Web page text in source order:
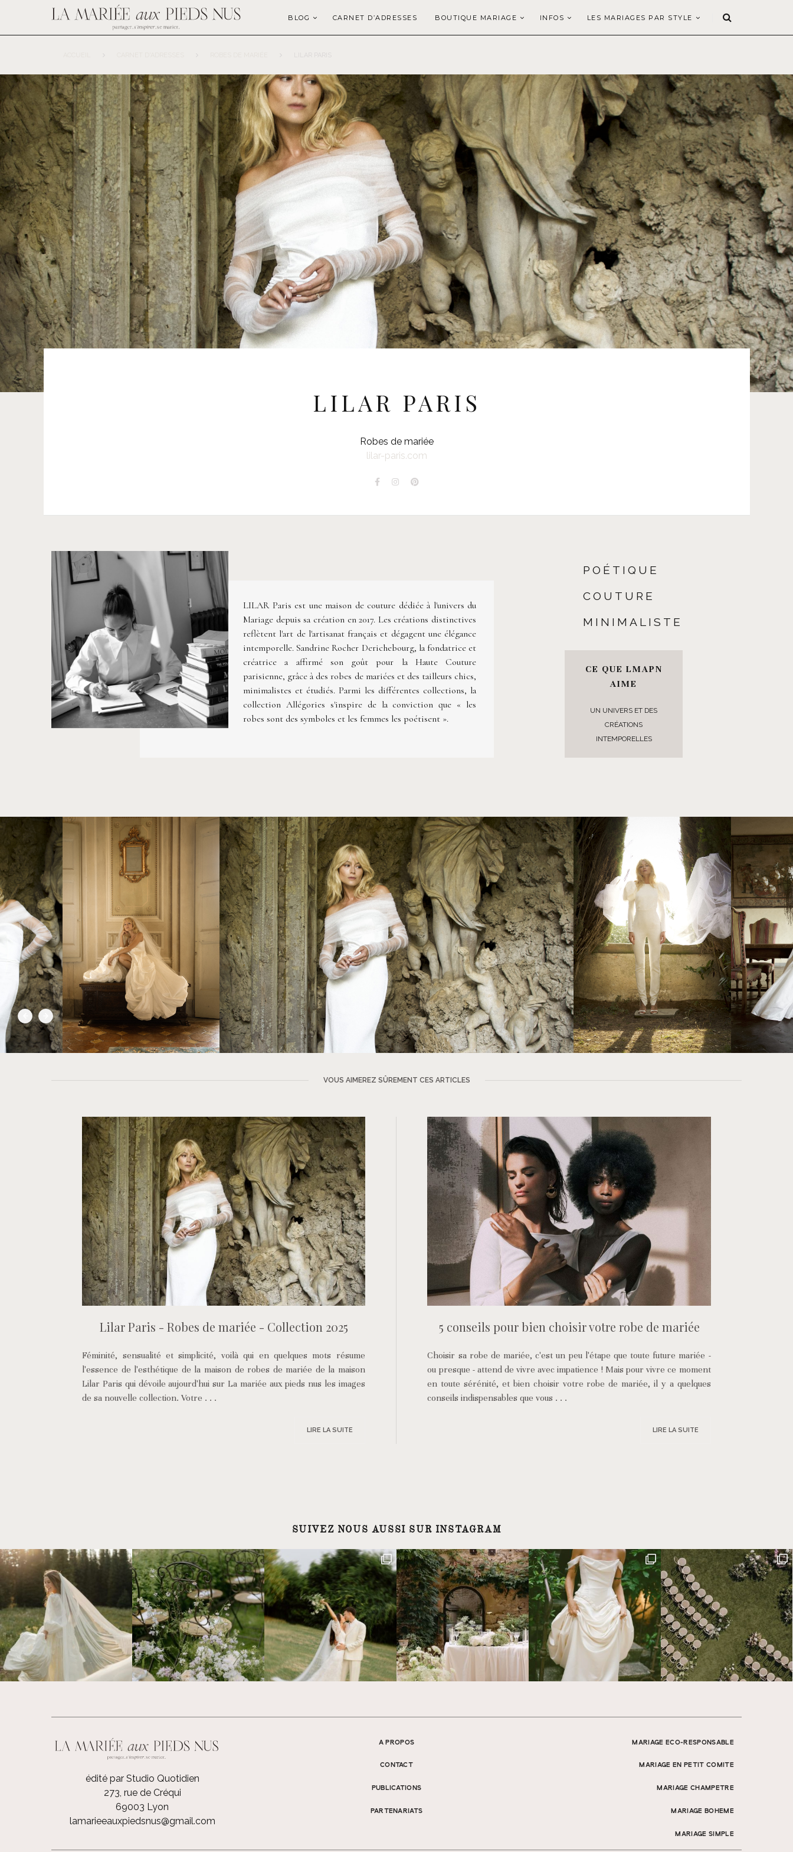
BLOG CARNET D’ADRESSES BOUTIQUE MARIAGE INFOS LES MARIAGES PAR STYLE
LILAR PARIS
Robes de mariée
lilar-paris.com
LILAR Paris est une maison de couture dédiée à l'univers du
Mariage depuis sa création en 2017. Les créations distinctives
reflètent l'art de l'artisanat français et dégagent une élégance
intemporelle. Sandrine Rocher Derichebourg, la fondatrice et
créatrice a affirmé son goût pour la Haute Couture
parisienne, grâce à des robes de mariées et des tailleurs chics,
minimalistes et étudiés. Parmi les différentes collections, la
collection Allégories s'inspire de la conviction que « les
robes sont des symboles et les femmes les poétisent ».
POÉTIQUE
COUTURE
MINIMALISTE
CE QUE LMAPN
AIME
UN UNIVERS ET DES
CRÉATIONS
INTEMPORELLES
VOUS AIMEREZ SÛREMENT CES ARTICLES
Lilar Paris - Robes de mariée - Collection 2025
Féminité, sensualité et simplicité, voilà qui en quelques mots résume
l'essence de l'esthétique de la maison de robes de mariée de la maison
Lilar Paris qui dévoile aujourd'hui sur La mariée aux pieds nus les images
de sa nouvelle collection. Votre . . .
LIRE LA SUITE
5 conseils pour bien choisir votre robe de mariée
Choisir sa robe de mariée, c'est un peu l'étape que toute future mariée -
ou presque - attend de vivre avec impatience ! Mais pour vivre ce moment
en toute sérénité, et bien choisir votre robe de mariée, il y a quelques
conseils indispensables que vous . . .
LIRE LA SUITE
SUIVEZ NOUS AUSSI SUR INSTAGRAM
édité par Studio Quotidien
273, rue de Créqui
69003 Lyon
lamarieeauxpiedsnus@gmail.com
A PROPOS
CONTACT
PUBLICATIONS
PARTENARIATS
MARIAGE ECO-RESPONSABLE
MARIAGE EN PETIT COMITE
MARIAGE CHAMPETRE
MARIAGE BOHEME
MARIAGE SIMPLE